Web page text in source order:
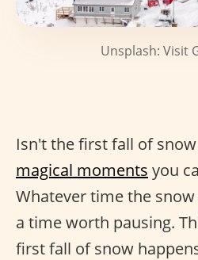
Unsplash: Visit
Isn't the first fall of
magical moments you
Whatever time the snow
a time worth pausing.
first fall of snow